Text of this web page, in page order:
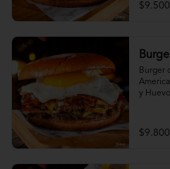
$9.500
Burger
y
$9.800